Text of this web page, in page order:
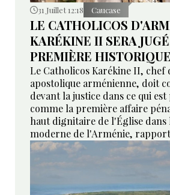
31 Juillet 12:18 Caucase
LE CATHOLICOS
KARÉKINE II SERA
PREMIÈRE HISTORIQUE
Le Catholicos Karékine II, chef
apostolique arménienne, doit
devant la justice dans ce qui
comme la première affaire
haut dignitaire de l'Église
moderne de l'Arménie,